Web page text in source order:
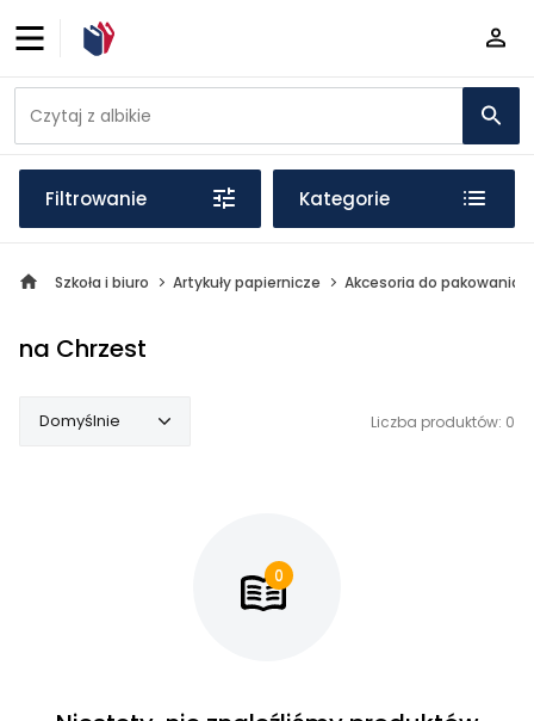
Filtrowanie Kategorie
Szkoła i biuro Artykuły papiernicze Akcesoria do pakowania
na Chrzest
Domyślnie Liczba produktów: 0